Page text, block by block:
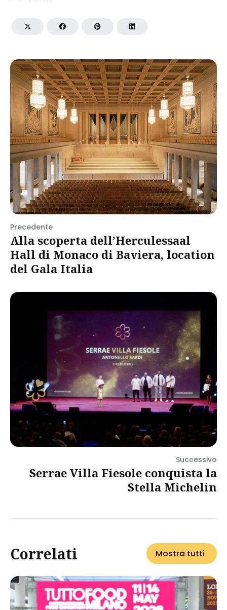
Precedente
Alla scoperta dell’Herculessaal
Hall di Monaco di Baviera, location
del Gala Italia
Successivo
Serrae Villa Fiesole conquista la
Stella Michelin
Correlati Mostra tutti